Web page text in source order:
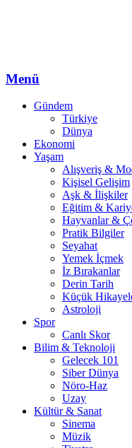
Menü
Gündem
Türkiye
Dünya
Ekonomi
Yaşam
Alışveriş &
Kişisel Gelişim
Aşk & İlişkiler
Eğitim &
Hayvanlar &
Pratik Bilgiler
Seyahat
Yemek İçmek
İz Bırakanlar
Derin Tarih
Küçük
Astroloji
Spor
Canlı Skor
Bilim & Teknoloji
Gelecek 101
Siber Dünya
Nöro-Haz
Uzay
Kültür & Sanat
Sinema
Müzik